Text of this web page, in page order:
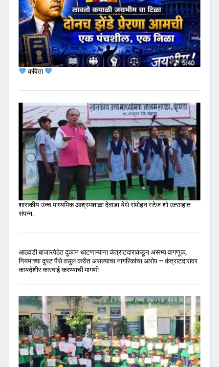
कविता
शासकीय उच्च माध्यमिक आश्रमशाळा देवाडा येथे संमोहन स्टेज शो उत्साहात
संपन्न.
आठवडी बाजारपेठेत दुकान थाटणाऱ्याना कंत्राटदाराकडून असभ्य वागणूक,
नियमाच्या दुपट पैसे वसुल करीत असल्याचा नागरिकांचा आरोप – कंत्राटदारावर
कायदेशीर कारवाई करण्याची मागणी